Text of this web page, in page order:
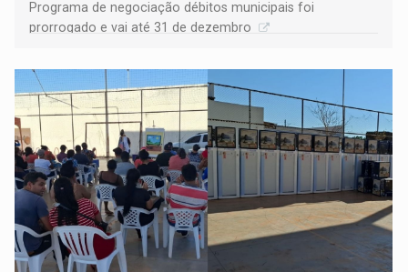
Programa de negociação débitos municipais foi
prorrogado e vai até 31 de dezembro